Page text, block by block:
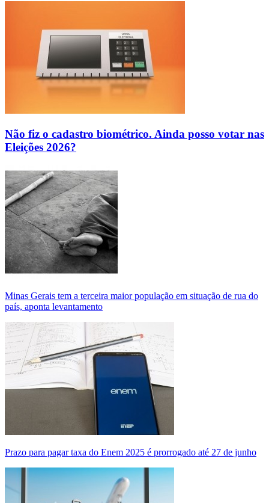
Não fiz o cadastro biométrico. Ainda posso votar nas
Eleições 2026?
Minas Gerais tem a terceira maior população em situação de rua do
país, aponta levantamento
Prazo para pagar taxa do Enem 2025 é prorrogado até 27 de junho